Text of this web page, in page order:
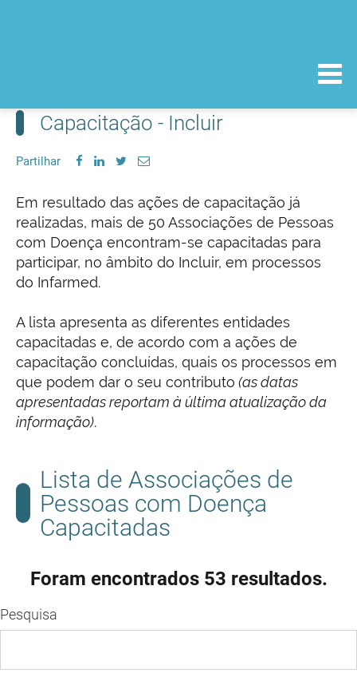
Capacitação - Incluir
Partilhar
Em resultado das ações de capacitação já
realizadas, mais de 50 Associações de Pessoas
com Doença encontram-se capacitadas para
participar, no âmbito do Incluir, em processos
do Infarmed.
A lista apresenta as diferentes entidades
capacitadas e, de acordo com a ações de
capacitação concluídas, quais os processos em
que podem dar o seu contributo (as datas
apresentadas reportam à última atualização da
informação).
Lista de Associações de
Pessoas com Doença
Capacitadas
Foram encontrados 53 resultados.
Pesquisa